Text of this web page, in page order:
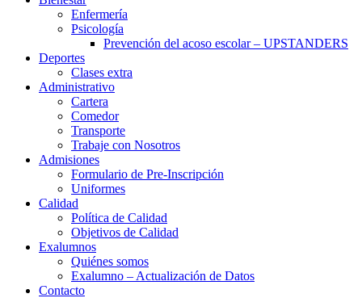
Enfermería
Psicología
Prevención del acoso escolar – UPSTANDERS
Deportes
Clases extra
Administrativo
Cartera
Comedor
Transporte
Trabaje con Nosotros
Admisiones
Formulario de Pre-Inscripción
Uniformes
Calidad
Política de Calidad
Objetivos de Calidad
Exalumnos
Quiénes somos
Exalumno – Actualización de Datos
Contacto